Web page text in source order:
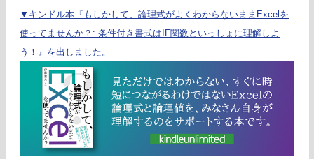
▼キンドル本『もしかして、論理式がよくわからないままExcelを
使ってませんか？: 条件付き書式はIF関数といっしょに理解しよ
う！』を出しました。